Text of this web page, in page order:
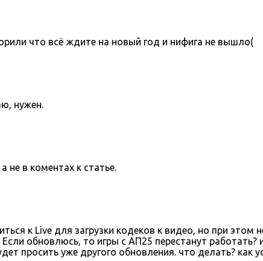
что всё ждите на новый год и нифига не вышло(
нужен.
в коментах к статье.
к Live для загрузки кодеков к видео, но при
обновлюсь, то игры с АП25 перестанут
просить уже другого обновления. что делать? как